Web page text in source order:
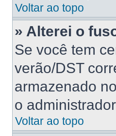
Voltar ao topo
» Alterei o
Se você tem
verão/DST
armazenado
o
Voltar ao topo